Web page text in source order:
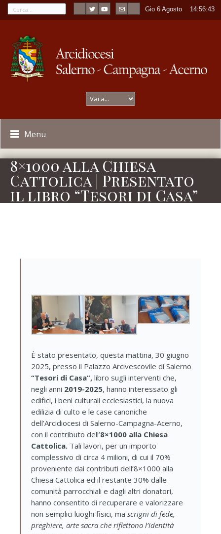
Gio 6 Agosto 14:56:44
Menu
8×1000 alla Chiesa
Cattolica | Presentato
il libro “Tesori di Casa”
È stato presentato, questa mattina, 30 giugno
2025, presso il Palazzo Arcivescovile di Salerno
“Tesori di Casa”, libro sugli interventi che,
negli anni 2019-2025, hanno interessato gli
edifici, i beni culturali ecclesiastici, la nuova
edilizia di culto e le case canoniche
dell’Arcidiocesi di Salerno-Campagna-Acerno,
con il contributo dell’8×1000 alla Chiesa
Cattolica. Tali lavori, per un importo
complessivo di circa 4 milioni, di cui il 70%
proveniente dai contributi dell’8×1000 alla
Chiesa Cattolica ed il restante 30% dalle
comunità parrocchiali e dagli altri donatori,
hanno consentito di recuperare e valorizzare
non semplici luoghi fisici, ma scrigni di fede,
preghiere, arte sacra che riflettono l’identità